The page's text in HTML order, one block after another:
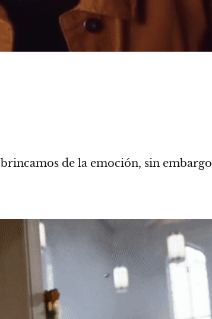
brincamos de la emoción, sin embargo